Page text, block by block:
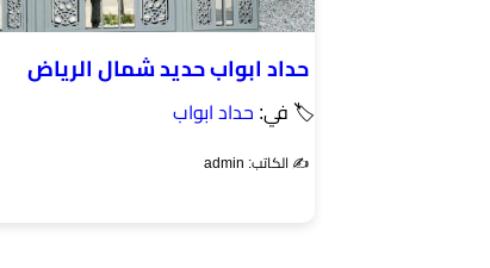
حداد ابواب حديد شمال الرياض
🏷 في: حداد ابواب
✍️ الكاتب: admin